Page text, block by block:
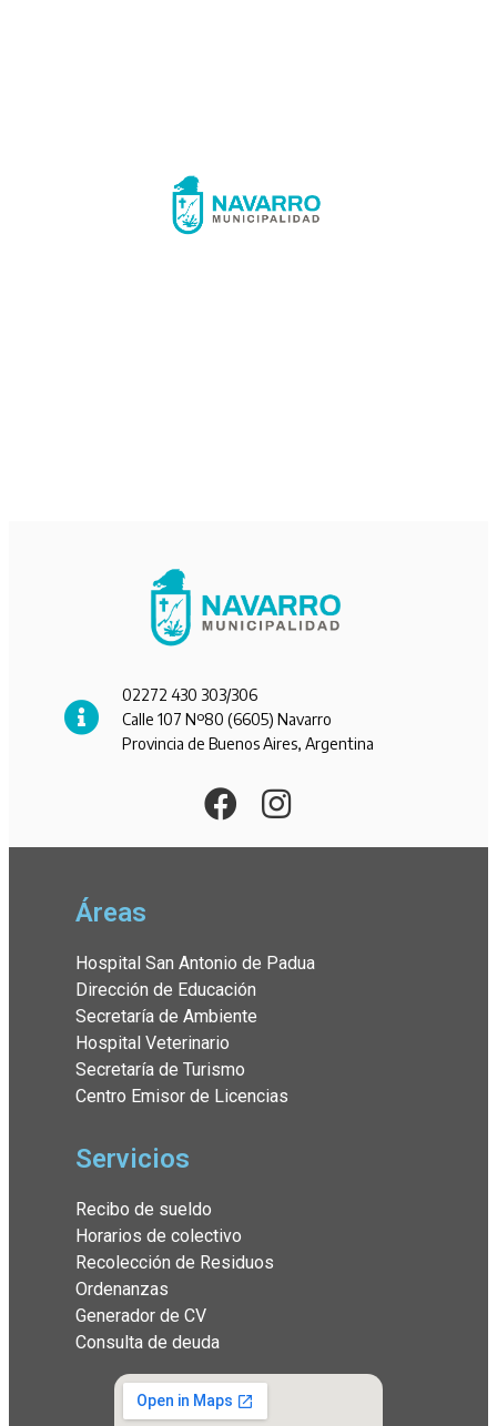
02272 430 303/306
Calle 107 Nº80 (6605) Navarro
Provincia de Buenos Aires, Argentina
Áreas
Hospital San Antonio de Padua
Dirección de Educación
Secretaría de Ambiente
Hospital Veterinario
Secretaría de Turismo
Centro Emisor de Licencias
Servicios
Recibo de sueldo
Horarios de colectivo
Recolección de Residuos
Ordenanzas
Generador de CV
Consulta de deuda